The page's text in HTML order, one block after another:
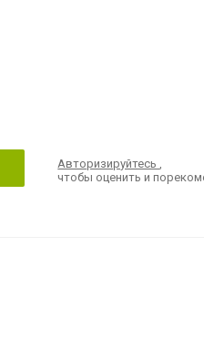
Авторизируйтесь,
чтобы оценить и